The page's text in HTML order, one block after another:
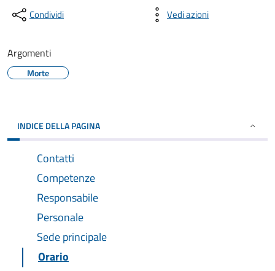
Condividi Vedi azioni
Argomenti
Morte
INDICE DELLA PAGINA
Contatti
Competenze
Responsabile
Personale
Sede principale
Orario